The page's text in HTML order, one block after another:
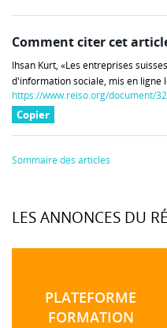
Comment citer cet
Ihsan Kurt, «Les entreprises
d'information sociale, mis en ligne
https://www.reiso.org/document/
Copier
Sommaire des articles
LES ANNONCES DU
PLATEFORME
FORMATION